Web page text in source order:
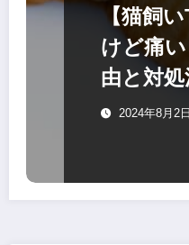
【猫飼
けど痛
由と対処
2024年8月2日